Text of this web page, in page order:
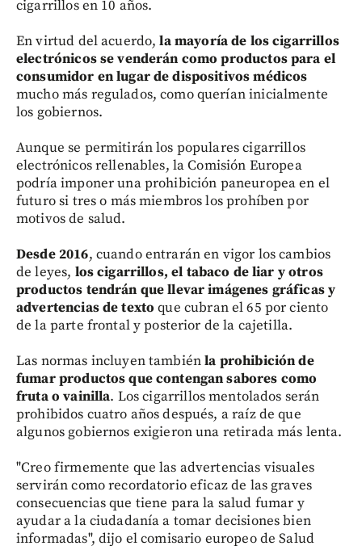
cigarrillos en 10 años.
En virtud del acuerdo,la mayoría de los cigarrillos
electrónicos se venderán como productos para el
consumidor en lugar de dispositivos médicos
mucho más regulados, como querían inicialmente
los gobiernos.
Aunque se permitirán los populares cigarrillos
electrónicos rellenables, la Comisión Europea
podría imponer una prohibición paneuropea en el
futuro si tres o más miembros los prohíben por
motivos de salud.
Desde 2016, cuando entrarán en vigor los cambios
de leyes, los cigarrillos, el tabaco de liar y otros
productos tendrán que llevar imágenes gráficas y
advertencias de texto que cubran el 65 por ciento
de la parte frontal y posterior de la cajetilla.
Las normas incluyen tambiénla prohibición de
fumar productos que contengan sabores como
fruta o vainilla. Los cigarrillos mentolados serán
prohibidos cuatro años después, a raíz de que
algunos gobiernos exigieron una retirada más lenta.
"Creo firmemente que las advertencias visuales
servirán como recordatorio eficaz de las graves
consecuencias que tiene para la salud fumar y
ayudar a la ciudadanía a tomar decisiones bien
informadas", dijo el comisario europeo de Salud